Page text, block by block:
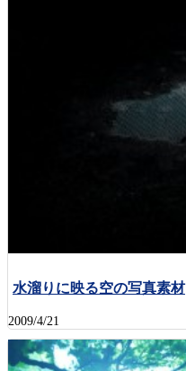
水溜りに映る空の写真素材
2009/4/21